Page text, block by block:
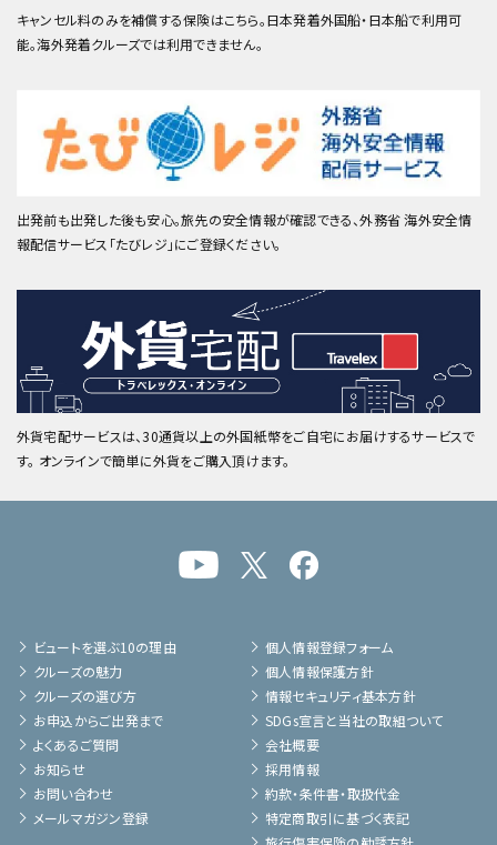
キャンセル料のみを補償する保険はこちら。日本発着外国船・日本船で利用可
能。海外発着クルーズでは利用できません。
出発前も出発した後も安心。旅先の安全情報が確認できる、外務省 海外安全情
報配信サービス「たびレジ」にご登録ください。
外貨宅配サービスは、30通貨以上の外国紙幣をご自宅にお届けするサービスで
す。 オンラインで簡単に外貨をご購入頂けます。
ビュートを選ぶ10の理由
クルーズの魅力
クルーズの選び方
お申込からご出発まで
よくあるご質問
お知らせ
お問い合わせ
メールマガジン登録
個人情報登録フォーム
個人情報保護方針
情報セキュリティ基本方針
SDGs宣言と当社の取組ついて
会社概要
採用情報
約款・条件書・取扱代金
特定商取引に基づく表記